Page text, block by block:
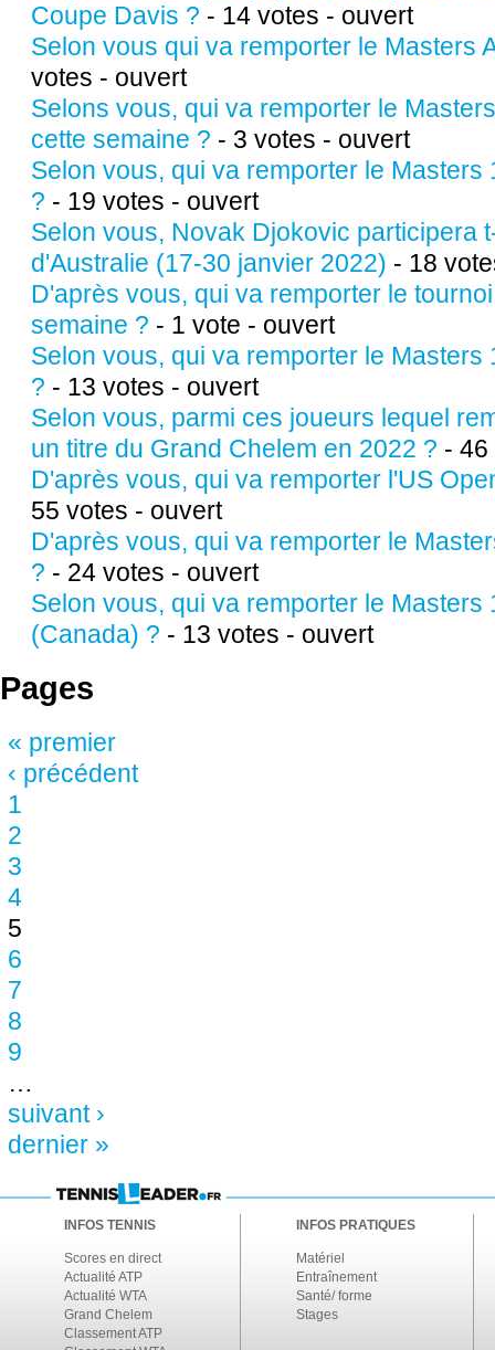
Coupe Davis ? - 14 votes - ouvert
Selon vous qui va remporter le Masters
votes - ouvert
Selons vous, qui va remporter le
cette semaine ? - 3 votes - ouvert
Selon vous, qui va remporter le Masters
? - 19 votes - ouvert
Selon vous, Novak Djokovic participera
d'Australie (17-30 janvier 2022) - 18
D'après vous, qui va remporter le
semaine ? - 1 vote - ouvert
Selon vous, qui va remporter le Masters
? - 13 votes - ouvert
Selon vous, parmi ces joueurs lequel
un titre du Grand Chelem en 2022 ? - 46
D'après vous, qui va remporter l'US
55 votes - ouvert
D'après vous, qui va remporter le
? - 24 votes - ouvert
Selon vous, qui va remporter le Masters
(Canada) ? - 13 votes - ouvert
Pages
« premier
‹ précédent
1
2
3
4
5
6
7
8
9
…
suivant ›
dernier »
INFOS TENNIS
Scores en direct
Actualité ATP
Actualité WTA
Grand Chelem
Classement ATP
INFOS PRATIQUES
Matériel
Entraînement
Santé/ forme
Stages